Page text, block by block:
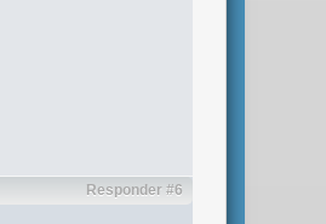
Responder #6